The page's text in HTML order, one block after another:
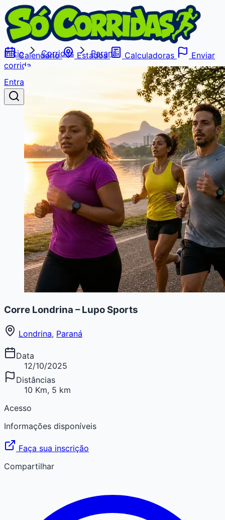
Calendário Estados Calculadoras
Enviar
corrida
Entrar
Início Corridas Paraná
Corre Londrina – Lupo Sports
Londrina, Paraná
Data
12/10/2025
Distâncias
10 Km, 5 km
Acesso
Informações disponíveis
Faça sua inscrição
Compartilhar